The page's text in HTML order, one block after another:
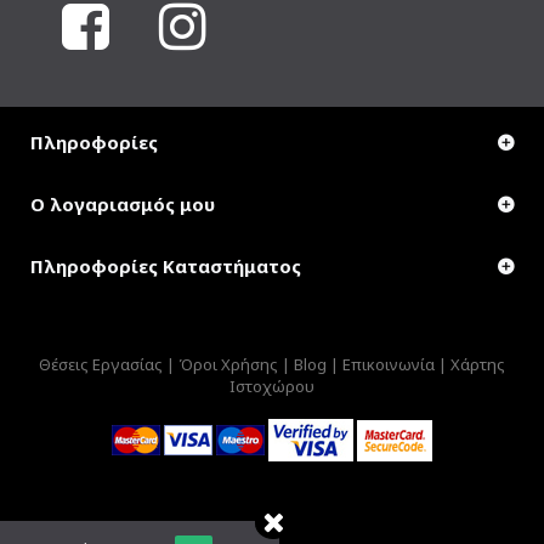
Πληροφορίες
Ο λογαριασμός μου
Πληροφορίες Καταστήματος
Θέσεις Εργασίας | Όροι Χρήσης | Blog | Επικοινωνία | Χάρτης
Ιστοχώρου